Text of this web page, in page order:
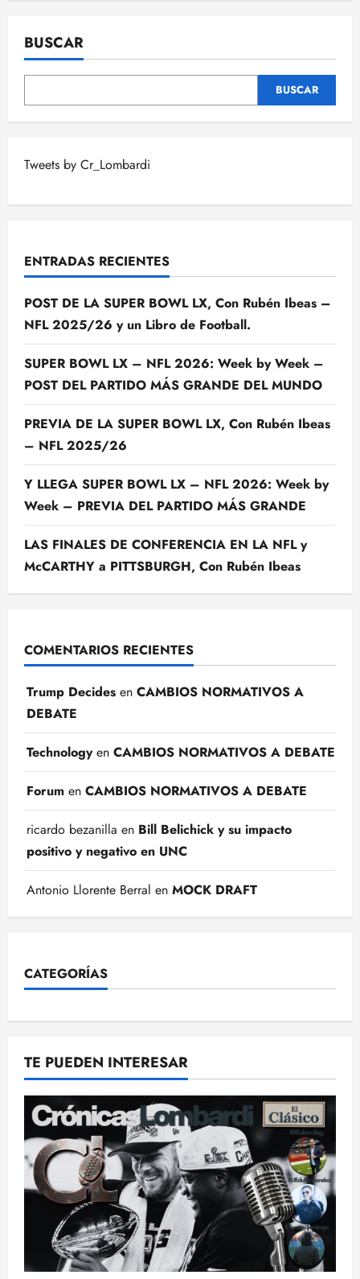
BUSCAR
BUSCAR
Tweets by Cr_Lombardi
ENTRADAS RECIENTES
POST DE LA SUPER BOWL LX, Con Rubén Ibeas –
NFL 2025/26 y un Libro de Football.
SUPER BOWL LX – NFL 2026: Week by Week –
POST DEL PARTIDO MÁS GRANDE DEL MUNDO
PREVIA DE LA SUPER BOWL LX, Con Rubén Ibeas
– NFL 2025/26
Y LLEGA SUPER BOWL LX – NFL 2026: Week by
Week – PREVIA DEL PARTIDO MÁS GRANDE
LAS FINALES DE CONFERENCIA EN LA NFL y
McCARTHY a PITTSBURGH, Con Rubén Ibeas
COMENTARIOS RECIENTES
Trump Decides en CAMBIOS NORMATIVOS A
DEBATE
Technologyen CAMBIOS NORMATIVOS A DEBATE
Forum en CAMBIOS NORMATIVOS A DEBATE
ricardo bezanilla en Bill Belichick y su impacto
positivo y negativo en UNC
Antonio Llorente Berral en MOCK DRAFT
CATEGORÍAS
TE PUEDEN INTERESAR